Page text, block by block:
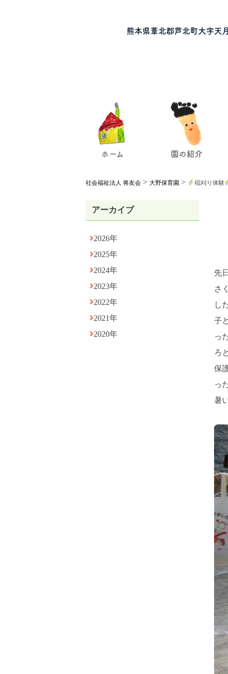
熊本県葦北郡芦北町大字天
ホーム 園の紹介
社会福祉法人 将友会 > 大野保育園 > 稲刈り体験
アーカイブ
2026年
2025年
2024年
2023年
2022年
2021年
2020年
先
さ
し
子
っ
ろ
保
っ
暑